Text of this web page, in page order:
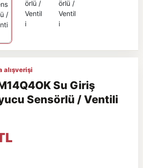
alışverişi
Su Giriş
Sensörlü / Ventili